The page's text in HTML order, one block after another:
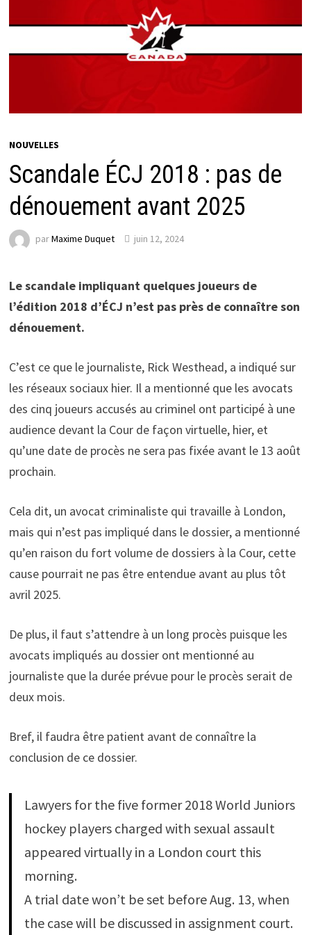
NOUVELLES
Scandale ÉCJ 2018 : pas de
dénouement avant 2025
parMaxime Duquet juin 12, 2024
Le scandale impliquant quelques joueurs de
l’édition 2018 d’ÉCJ n’est pas près de connaître son
dénouement.
C’est ce que le journaliste, Rick Westhead, a indiqué sur
les réseaux sociaux hier. Il a mentionné que les avocats
des cinq joueurs accusés au criminel ont participé à une
audience devant la Cour de façon virtuelle, hier, et
qu’une date de procès ne sera pas fixée avant le 13 août
prochain.
Cela dit, un avocat criminaliste qui travaille à London,
mais qui n’est pas impliqué dans le dossier, a mentionné
qu’en raison du fort volume de dossiers à la Cour, cette
cause pourrait ne pas être entendue avant au plus tôt
avril 2025.
De plus, il faut s’attendre à un long procès puisque les
avocats impliqués au dossier ont mentionné au
journaliste que la durée prévue pour le procès serait de
deux mois.
Bref, il faudra être patient avant de connaître la
conclusion de ce dossier.
Lawyers for the five former 2018 World Juniors
hockey players charged with sexual assault
appeared virtually in a London court this
morning.
A trial date won’t be set before Aug. 13, when
the case will be discussed in assignment court.